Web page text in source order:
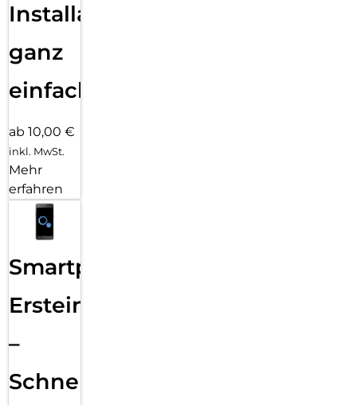
Installation
ganz
einfach
ab 10,00 €
inkl. MwSt.
Mehr
erfahren
Smartphone
Ersteinrichtung
–
Schnelle